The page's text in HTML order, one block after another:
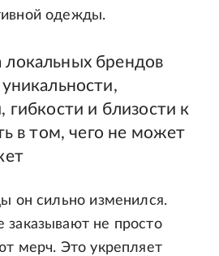
одежды.
брендов
гибкости и близости к
в том, чего не может
он сильно изменился.
заказывают не просто
мерч. Это укрепляет